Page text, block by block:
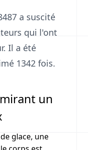
a suscité
qui l'ont
Il a été
1342 fois.
un
glace, une